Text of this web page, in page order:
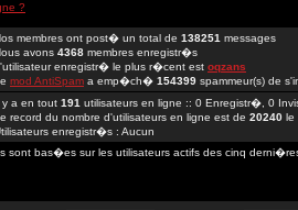
?
membres ont post� un total de 138251 messages
avons 4368 membres enregistr�s
enregistr� le plus r�cent est oqzans
mod AntiSpam a emp�ch� 154399 spammeur(s) de
y a en tout 191 utilisateurs en ligne :: 0 Enregistr�, 0
record du nombre d'utilisateurs en ligne est de 20240 le
enregistr�s : Aucun
sont bas�es sur les utilisateurs actifs des cinq